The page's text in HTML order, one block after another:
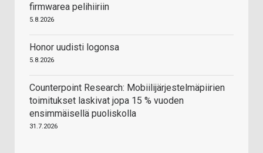
firmwarea pelihiiriin
5.8.2026
Honor uudisti logonsa
5.8.2026
Counterpoint Research: Mobiilijärjestelmäpiirien
toimitukset laskivat jopa 15 % vuoden
ensimmäisellä puoliskolla
31.7.2026